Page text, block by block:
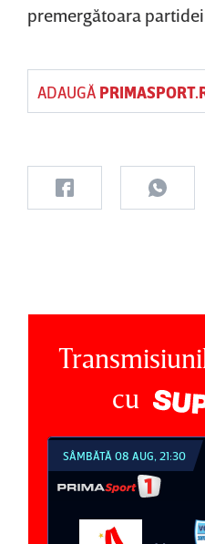
premergătoara
ADAUGĂ
cu
SÂMBĂTĂ 08 AUG, 21:30